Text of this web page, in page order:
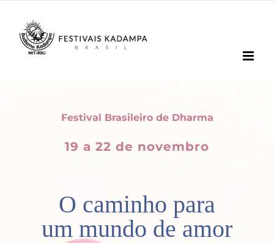
conteúdo
Festival Brasileiro de Dharma
19 a 22 de novembro
O caminho para
um mundo de amor